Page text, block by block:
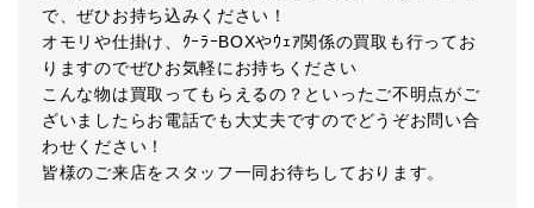
で、ぜひお持ち込みください！
オモリや仕掛け、ｸｰﾗｰBOXやｳｪｱ関係の買取も行ってお
りますのでぜひお気軽にお持ちください
こんな物は買取ってもらえるの？といったご不明点がご
ざいましたらお電話でも大丈夫ですのでどうぞお問い合
わせください！
皆様のご来店をスタッフ一同お待ちしております。